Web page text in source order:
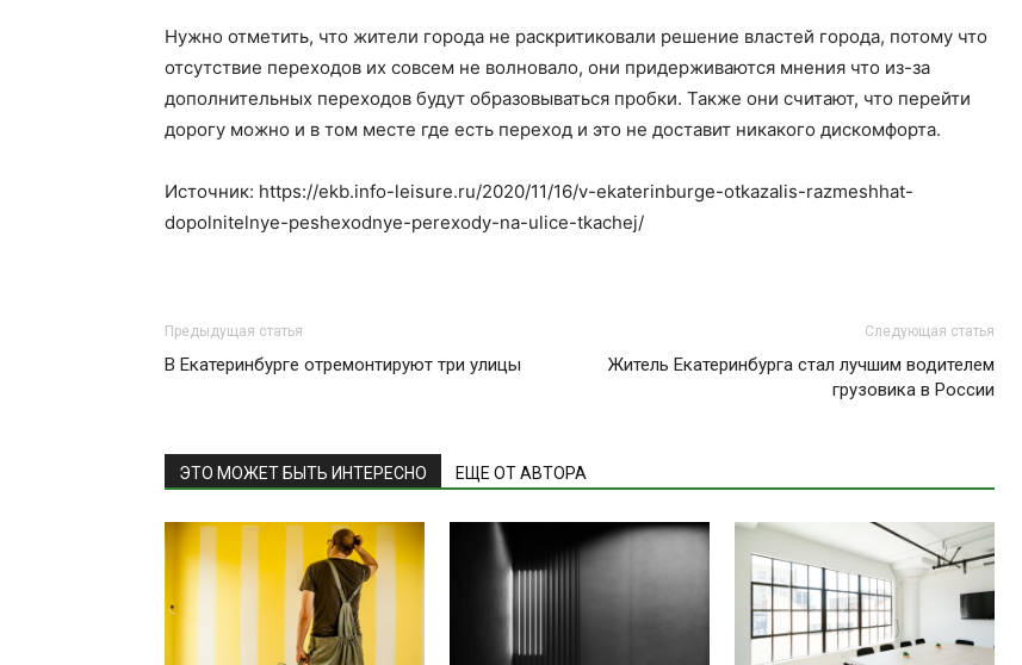
Нужно отметить, что жители города не раскритиковали решение властей города, потому что
отсутствие переходов их совсем не волновало, они придерживаются мнения что из-за
дополнительных переходов будут образовываться пробки. Также они считают, что перейти
дорогу можно и в том месте где есть переход и это не доставит никакого дискомфорта.
Источник: https://ekb.info-leisure.ru/2020/11/16/v-ekaterinburge-otkazalis-razmeshhat-
dopolnitelnye-peshexodnye-perexody-na-ulice-tkachej/
Предыдущая статья
В Екатеринбурге отремонтируют три улицы
Следующая статья
Житель Екатеринбурга стал лучшим водителем
грузовика в России
ЭТО МОЖЕТ БЫТЬ ИНТЕРЕСНО ЕЩЕ ОТ АВТОРА